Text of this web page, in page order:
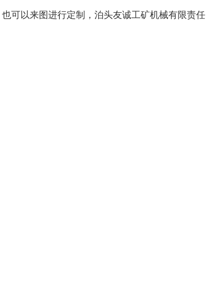
可以来图进行定制，泊头友诚工矿机械有限责任